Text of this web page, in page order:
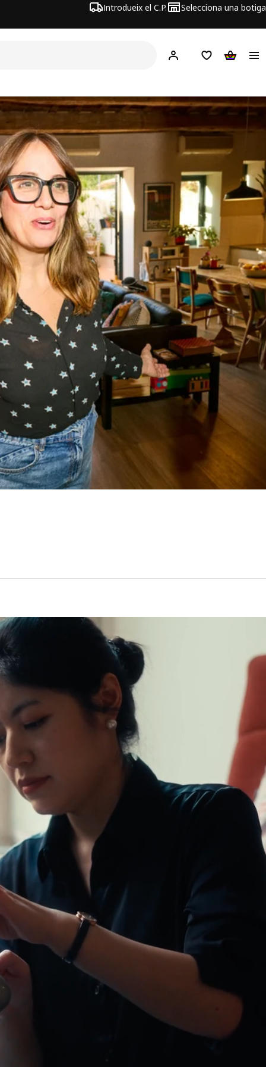
Introdueix el C.P. Selecciona una botiga
Hej! Inicia sessió
Llista deCistella
te en una tassa amb molta cura i tastant-lo.